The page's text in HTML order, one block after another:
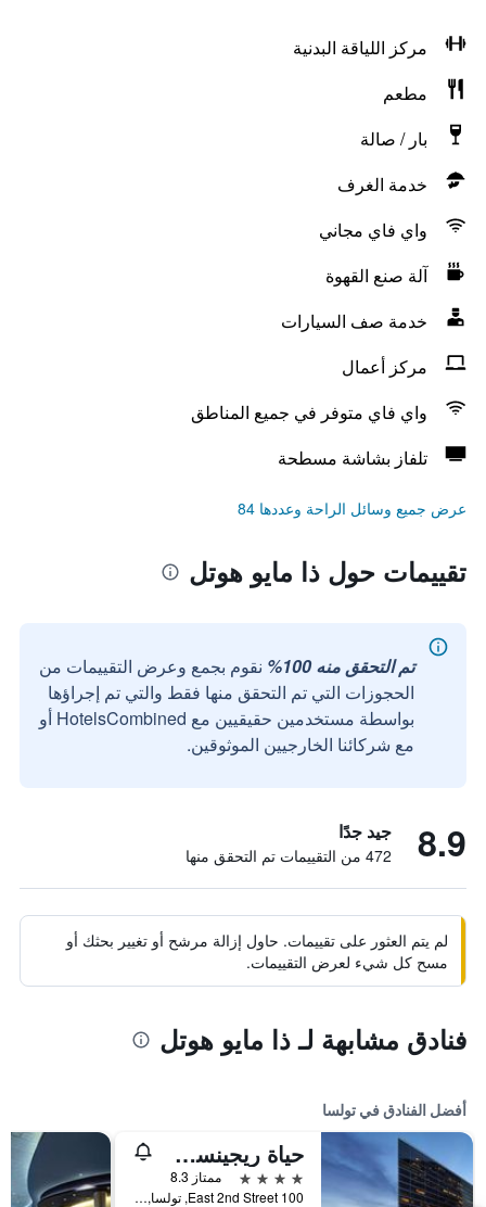
مركز اللياقة البدنية
مطعم
بار / صالة
خدمة الغرف
واي فاي مجاني
آلة صنع القهوة
خدمة صف السيارات
مركز أعمال
واي فاي متوفر في جميع المناطق
تلفاز بشاشة مسطحة
عرض جميع وسائل الراحة وعددها 84
تقييمات حول ذا مايو هوتل
تم التحقق منه 100%
نقوم بجمع وعرض التقييمات من
الحجوزات التي تم التحقق منها فقط والتي تم إجراؤها
بواسطة مستخدمين حقيقيين مع HotelsCombined أو
مع شركائنا الخارجيين الموثوقين.
8.9 جيد جدًا
472 من التقييمات تم التحقق منها
لم يتم العثور على تقييمات. حاول إزالة مرشح أو تغيير بحثك أو
مسح كل شيء لعرض التقييمات.
فنادق مشابهة لـ ذا مايو هوتل
أفضل الفنادق في تولسا
حياة ريجينسي تولسا داونتاون
4 نجوم
ممتاز 8.3
100 East 2nd Street, تولسا, OK, الولايات المتحدة الأميريكية